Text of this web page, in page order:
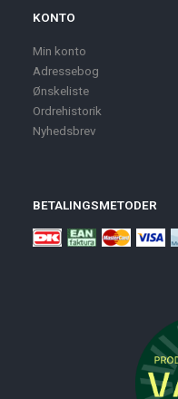
KONTO
Min konto
Adressebog
Ønskeliste
Ordrehistorik
Nyhedsbrev
BETALINGSMETODER